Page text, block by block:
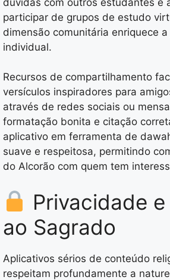
participar de grupos de estudo
dimensão comunitária enriquece
individual.
Recursos de compartilhamento
versículos inspiradores para
através de redes sociais ou
formatação bonita e citação
aplicativo em ferramenta de
suave e respeitosa, permitindo
do Alcorão com quem tem
Privacidade
ao Sagrado
Aplicativos sérios de conteúdo
respeitam profundamente a